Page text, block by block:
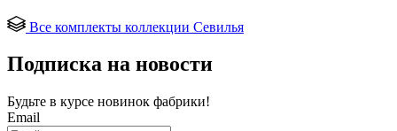
Все комплекты коллекции Севилья
Подписка на новости
Будьте в курсе новинок фабрики!
Email